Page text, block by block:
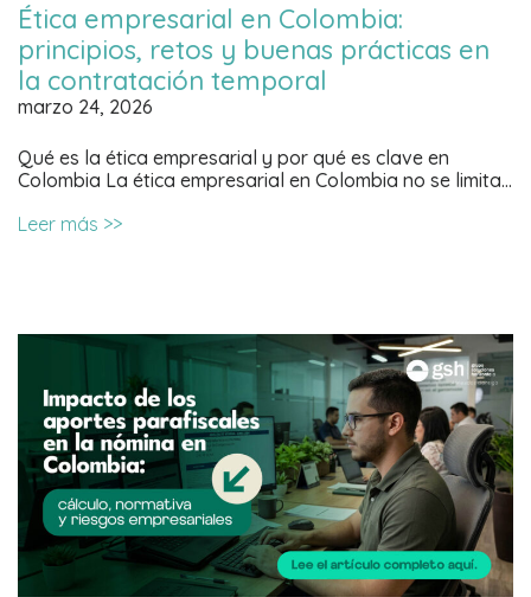
Ética empresarial en Colombia:
principios, retos y buenas prácticas en
la contratación temporal
marzo 24, 2026
Qué es la ética empresarial y por qué es clave en
Colombia La ética empresarial en Colombia no se limita…
Leer más >>